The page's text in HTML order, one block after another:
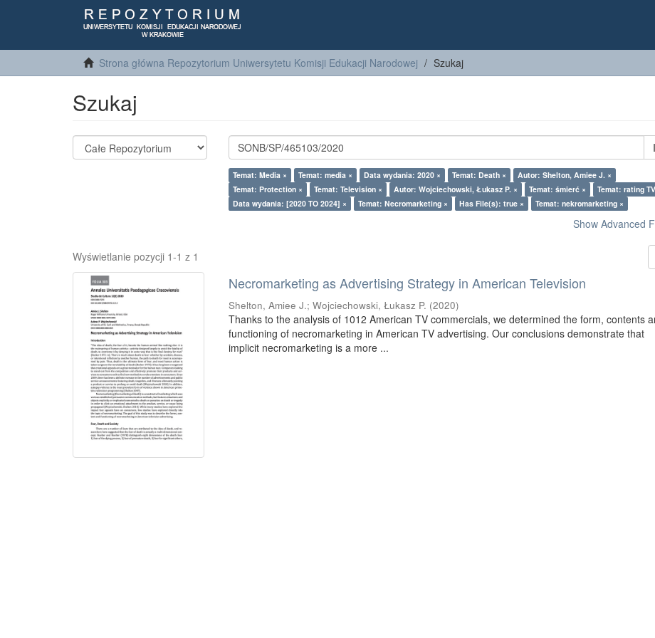
Strona główna Repozytorium Uniwersytetu Komisji Edukacji Narodowej Szukaj
Szukaj
Temat: Media × Temat: media × Data wydania: 2020 × Temat: Death ×
Autor: Shelton, Amiee J. ×
Temat: Protection ×
Temat: Television × Autor: Wojciechowski, Łukasz P. × Temat: śmierć ×
Temat: rating
Data wydania: [2020 TO 2024] ×
Temat: Necromarketing × Has File(s): true × Temat: nekromarketing ×
Show Advanced
Wyświetlanie pozycji 1-1 z 1
Necromarketing as Advertising Strategy in American Television
Shelton, Amiee J.;Wojciechowski, Łukasz P. (2020)
Thanks to the analysis of 1012 American TV commercials, we determined the form, contents
functioning of necromarketing in American TV advertising. Our conclusions demonstrate that
implicit necromarketing is a more ...